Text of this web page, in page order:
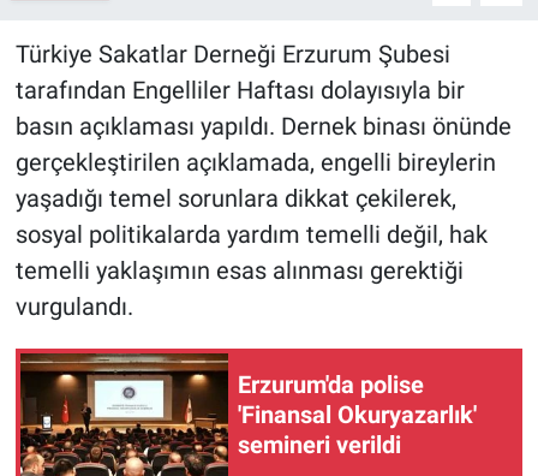
Türkiye Sakatlar Derneği Erzurum Şubesi
tarafından Engelliler Haftası dolayısıyla bir
basın açıklaması yapıldı. Dernek binası önünde
gerçekleştirilen açıklamada, engelli bireylerin
yaşadığı temel sorunlara dikkat çekilerek,
sosyal politikalarda yardım temelli değil, hak
temelli yaklaşımın esas alınması gerektiği
vurgulandı.
Erzurum'da polise
'Finansal Okuryazarlık'
semineri verildi